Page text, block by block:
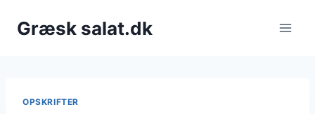
Græsk salat.dk
OPSKRIFTER